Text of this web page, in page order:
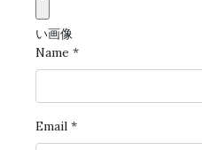
い画像
Name *
Email *